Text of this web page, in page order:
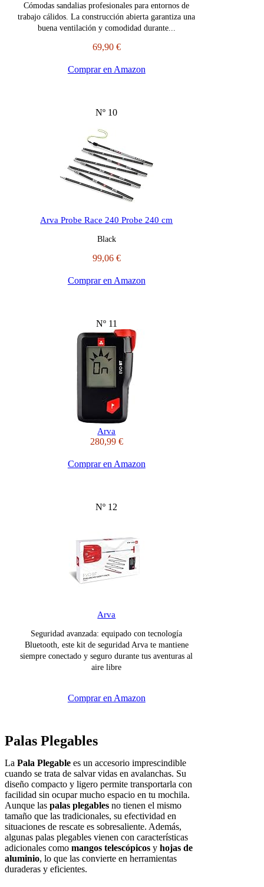
Cómodas sandalias profesionales para entornos de
trabajo cálidos. La construcción abierta garantiza una
buena ventilación y comodidad durante...
69,90 €
Comprar en Amazon
Nº 10
Arva Probe Race 240 Probe 240 cm
Black
99,06 €
Comprar en Amazon
Nº 11
Arva
280,99 €
Comprar en Amazon
Nº 12
Arva
Seguridad avanzada: equipado con tecnología
Bluetooth, este kit de seguridad Arva te mantiene
siempre conectado y seguro durante tus aventuras al
aire libre
Comprar en Amazon
Palas Plegables
La Pala Plegable es un accesorio imprescindible
cuando se trata de salvar vidas en avalanchas. Su
diseño compacto y ligero permite transportarla con
facilidad sin ocupar mucho espacio en tu mochila.
Aunque las palas plegables no tienen el mismo
tamaño que las tradicionales, su efectividad en
situaciones de rescate es sobresaliente. Además,
algunas palas plegables vienen con características
adicionales como mangos telescópicos y hojas de
aluminio, lo que las convierte en herramientas
duraderas y eficientes.